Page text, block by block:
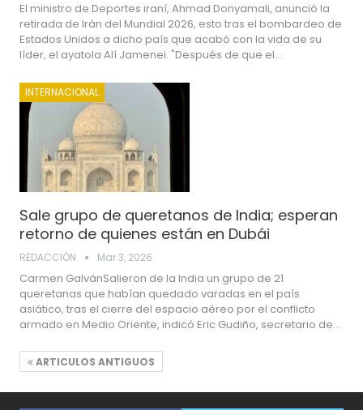
El ministro de Deportes iraní, Ahmad Donyamali, anunció la
retirada de Irán del Mundial 2026, esto tras el bombardeo de
Estados Unidos a dicho país que acabó con la vida de su
líder, el ayatola Alí Jamenei. "Después de que el…
INTERNACIONAL
Sale grupo de queretanos de India; esperan
retorno de quienes están en Dubái
REDACCIÓN Mar 3, 2026
Carmen GalvánSalieron de la India un grupo de 21
queretanas que habían quedado varadas en el país
asiático, tras el cierre del espacio aéreo por el conflicto
armado en Medio Oriente, indicó Eric Gudiño, secretario de…
ARTICULOS ANTIGUOS